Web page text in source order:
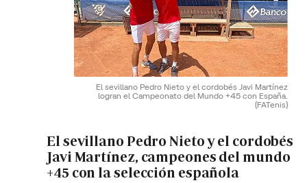
El sevillano Pedro Nieto y el cordobés Javi Martínez
logran el Campeonato del Mundo +45 con España.
(FATenis)
El sevillano Pedro Nieto y el cordobés
Javi Martínez, campeones del mundo
+45 con la selección española